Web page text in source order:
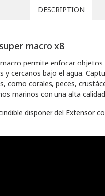
DESCRIPTION
macro x8
permite enfocar objetos
y cercanos bajo el agua.
como corales, peces,
marinos con una alta
disponer del Extensor